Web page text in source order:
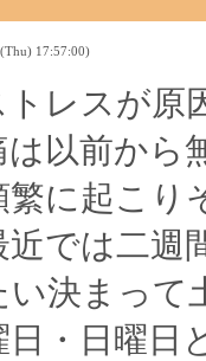
17:57:00)
レスが原
は以前から
に起こり
近では二週
い決まっ
・日曜日